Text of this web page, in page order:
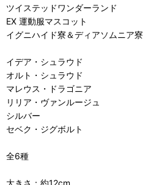
ツイステッドワンダーランド
EX 運動服マスコット
イグニハイド寮＆ディアソムニア寮
イデア・シュラウド
オルト・シュラウド
マレウス・ドラゴニア
リリア・ヴァンルージュ
シルバー
セベク・ジグボルト
全6種
大きさ：約12cm